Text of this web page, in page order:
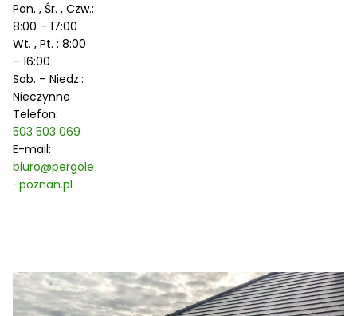
Pon. , Śr. , Czw.:
8:00 – 17:00
Wt. , Pt. : 8:00
– 16:00
Sob. – Niedz.:
Nieczynne
Telefon:
503 503 069
E-mail:
biuro@pergole
-poznan.pl